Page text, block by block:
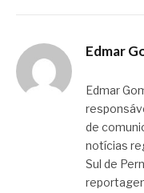
Edmar
Edmar
de
notícias
Sul de